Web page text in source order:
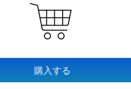
購入する